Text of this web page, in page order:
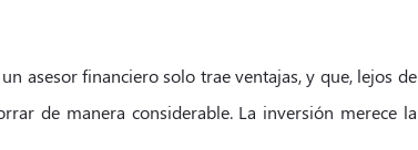
asesor financiero solo trae ventajas, y que, lejos de
de manera considerable. La inversión merece la